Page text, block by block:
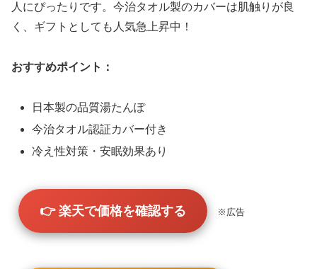
人にぴったりです。今治タオル製のカバーは肌触りが良
く、ギフトとしても人気急上昇中！
おすすめポイント：
日本製の品質湯たんぽ
今治タオル認証カバー付き
冷え性対策・安眠効果あり
👉 楽天で価格を確認する ※広告